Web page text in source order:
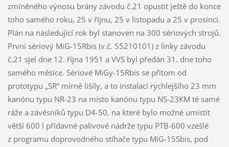
zmíněného výnosu brány závodu č.21 opustit ještě do konce
toho samého roku, 25 v říjnu, 25 v listopadu a 25 v prosinci.
Plán na následující rok byl stanoven na 300 sériových strojů.
První sériový MiG-15Rbis (v.č. 55210101) z linky závodu
č.21 sjel dne 12. října 1951 a VVS byl předán 31. dne toho
samého měsíce. Sériové MiGy-15Rbis se přitom od
prototypu „SR“ mírně lišily, a to instalací rychlejšího 23 mm
kanónu typu NR-23 na místo kanónu typu NS-23KM té samé
ráže a závěsníků typu D4-50, na které bylo možné umístit
větší 600 l přídavné palivové nádrže typu PTB-600 vzešlé
z programu doprovodného stíhače typu MiG-15Sbis, pod